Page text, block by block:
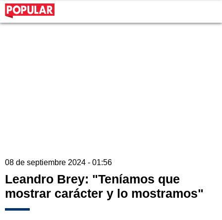
08 de septiembre 2024 - 01:56
Leandro Brey: "Teníamos que
mostrar carácter y lo mostramos"